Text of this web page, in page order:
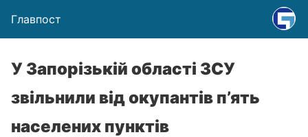
Главпост
У Запорізькій області ЗСУ
звільнили від окупантів п’ять
населених пунктів